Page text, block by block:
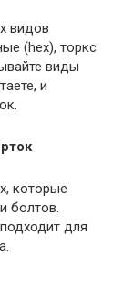
видов
(hex), торкс
виды
и
которые
болтов.
для